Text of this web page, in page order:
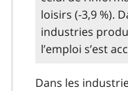
loisirs (-3,9 %).
industries
l’emploi s’est
Dans les